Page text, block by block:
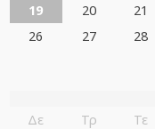
19
20 21
26
27 28
Δε Τρ Τε